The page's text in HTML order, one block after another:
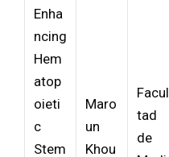
Enha
ncing
Hem
atop
oieti
c
Stem
Maro
un
Khou
Facul
tad
de